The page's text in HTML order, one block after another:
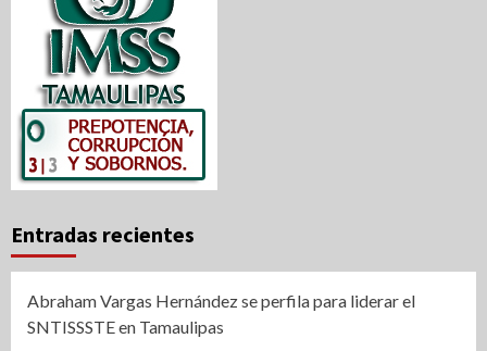
Entradas recientes
Abraham Vargas Hernández se perfila para liderar el
SNTISSSTE en Tamaulipas